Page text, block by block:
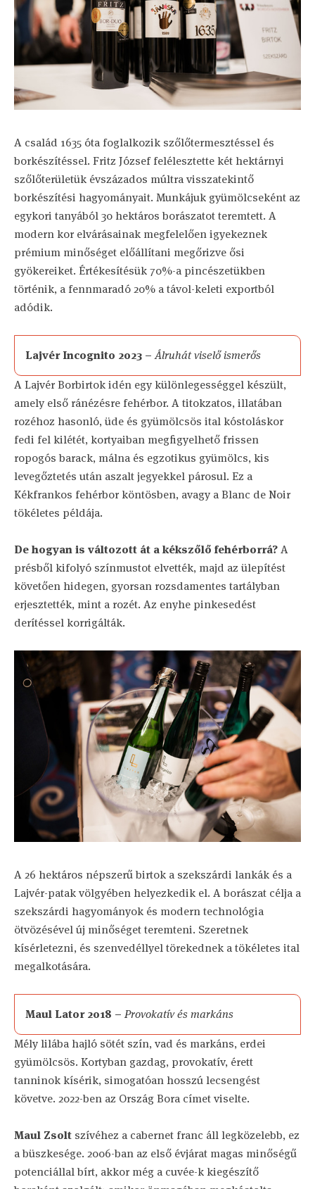
A család 1635 óta foglalkozik szőlőtermesztéssel és
borkészítéssel. Fritz József felélesztette két hektárnyi
szőlőterületük évszázados múltra visszatekintő
borkészítési hagyományait. Munkájuk gyümölcseként az
egykori tanyából 30 hektáros borászatot teremtett. A
modern kor elvárásainak megfelelően igyekeznek
prémium minőséget előállítani megőrizve ősi
gyökereiket. Értékesítésük 70%-a pincészetükben
történik, a fennmaradó 20% a távol-keleti exportból
adódik.
Lajvér Incognito 2023 –Álruhát viselő ismerős
A Lajvér Borbirtok idén egy különlegességgel készült,
amely első ránézésre fehérbor. A titokzatos, illatában
rozéhoz hasonló, üde és gyümölcsös ital kóstoláskor
fedi fel kilétét, kortyaiban megfigyelhető frissen
ropogós barack, málna és egzotikus gyümölcs, kis
levegőztetés után aszalt jegyekkel párosul. Ez a
Kékfrankos fehérbor köntösben, avagy a Blanc de Noir
tökéletes példája.
De hogyan is változott át a kékszőlő fehérborrá?A
présből kifolyó színmustot elvették, majd az ülepítést
követően hidegen, gyorsan rozsdamentes tartályban
erjesztették, mint a rozét. Az enyhe pinkesedést
derítéssel korrigálták.
A 26 hektáros népszerű birtok a szekszárdi lankák és a
Lajvér-patak völgyében helyezkedik el. A borászat célja a
szekszárdi hagyományok és modern technológia
ötvözésével új minőséget teremteni. Szeretnek
kísérletezni, és szenvedéllyel törekednek a tökéletes ital
megalkotására.
Maul Lator 2018 – Provokatív és markáns
Mély lilába hajló sötét szín, vad és markáns, erdei
gyümölcsös. Kortyban gazdag, provokatív, érett
tanninok kísérik, simogatóan hosszú lecsengést
követve. 2022-ben az Ország Bora címet viselte.
Maul Zsolt szívéhez a cabernet franc áll legközelebb, ez
a büszkesége. 2006-ban az első évjárat magas minőségű
potenciállal bírt, akkor még a cuvée-k kiegészítő